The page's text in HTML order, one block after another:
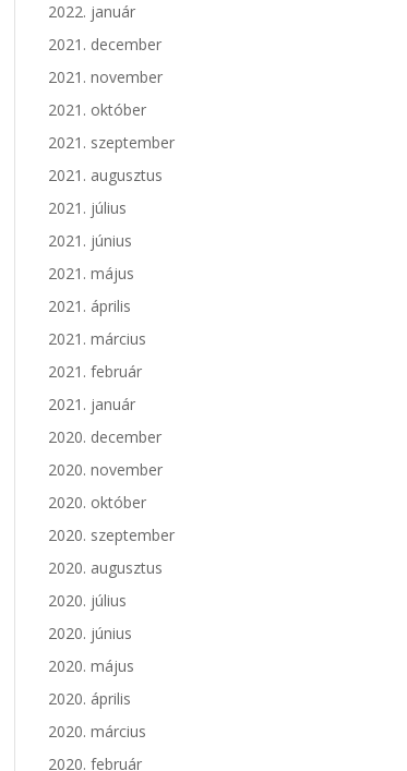
2022. január
2021. december
2021. november
2021. október
2021. szeptember
2021. augusztus
2021. július
2021. június
2021. május
2021. április
2021. március
2021. február
2021. január
2020. december
2020. november
2020. október
2020. szeptember
2020. augusztus
2020. július
2020. június
2020. május
2020. április
2020. március
2020. február